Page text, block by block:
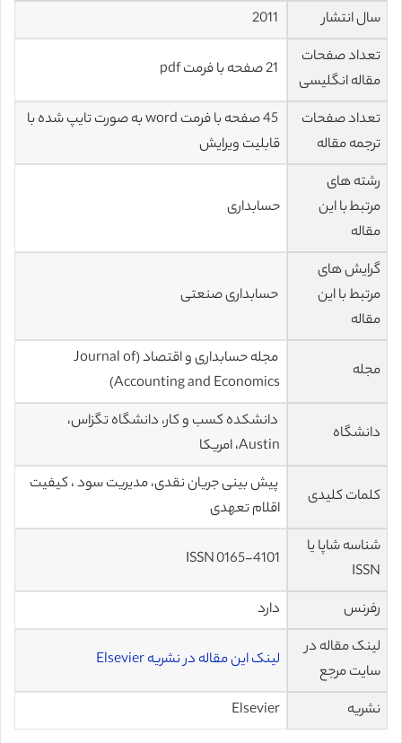
سال انتشار
تعداد صفحات
مقاله انگلیسی
تعداد صفحات
ترجمه مقاله
45 صفحه با فرمت word به صورت تایپ شده با
قابلیت ویرایش
رشته های
مرتبط با این
مقاله
حسابداری
گرایش های
مرتبط با این
مقاله
حسابداری صنعتی
مجله
مجله حسابداری و اقتصاد (Journal of
Accounting and Economics)
دانشگاه
دانشکده کسب و کار، دانشگاه تگزاس،
Austin، امریکا
کلمات کلیدی
پیش بینی جریان نقدی، مدیریت سود ، کیفیت
اقلام تعهدی
شناسه شاپا یا
ISSN
ISSN 0165-4101
رفرنس
دارد
لینک مقاله در
سایت مرجع
لینک این مقاله در نشریه Elsevier
نشریه Elsevier